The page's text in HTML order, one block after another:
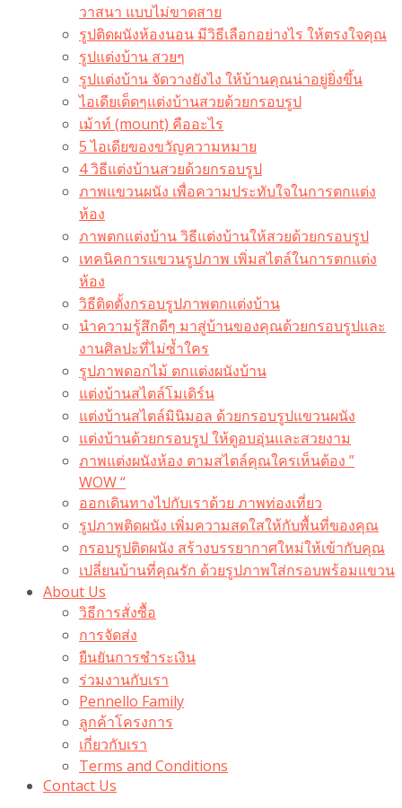
วาสนา แบบไม่ขาดสาย
รูปติดผนังห้องนอน มีวิธีเลือกอย่างไร ให้ตรงใจคุณ
รูปแต่งบ้าน สวยๆ
รูปแต่งบ้าน จัดวางยังไง ให้บ้านคุณน่าอยู่ยิ่งขึ้น
ไอเดียเด็ดๆแต่งบ้านสวยด้วยกรอบรูป
เม้าท์ (mount) คืออะไร​
5 ไอเดียของขวัญความหมาย
4 วิธีแต่งบ้านสวยด้วยกรอบรูป
ภาพแขวนผนัง เพื่อความประทับใจในการตกแต่ง
ห้อง
ภาพตกแต่งบ้าน วิธีแต่งบ้านให้สวยด้วยกรอบรูป
เทคนิคการแขวนรูปภาพ เพิ่มสไตล์ในการตกแต่ง
ห้อง
วิธีติดตั้งกรอบรูปภาพตกแต่งบ้าน
นำความรู้สึกดีๆ มาสู่บ้านของคุณด้วยกรอบรูปและ
งานศิลปะที่ไม่ซ้ำใคร
รูปภาพดอกไม้ ตกแต่งผนังบ้าน
แต่งบ้านสไตล์โมเดิร์น
แต่งบ้านสไตล์มินิมอล ด้วยกรอบรูปแขวนผนัง
แต่งบ้านด้วยกรอบรูป ให้ดูอบอุ่นและสวยงาม
ภาพแต่งผนังห้อง ตามสไตล์คุณใครเห็นต้อง ”
WOW “
ออกเดินทางไปกับเราด้วย ภาพท่องเที่ยว
รูปภาพติดผนัง เพิ่มความสดใสให้กับพื้นที่ของคุณ
กรอบรูปติดผนัง สร้างบรรยากาศใหม่ให้เข้ากับคุณ
เปลี่ยนบ้านที่คุณรัก ด้วยรูปภาพใส่กรอบพร้อมแขวน​
About Us
วิธีการสั่งซื้อ
การจัดส่ง
ยืนยันการชำระเงิน
ร่วมงานกับเรา
Pennello Family
ลูกค้าโครงการ
เกี่ยวกับเรา
Terms and Conditions
Contact Us